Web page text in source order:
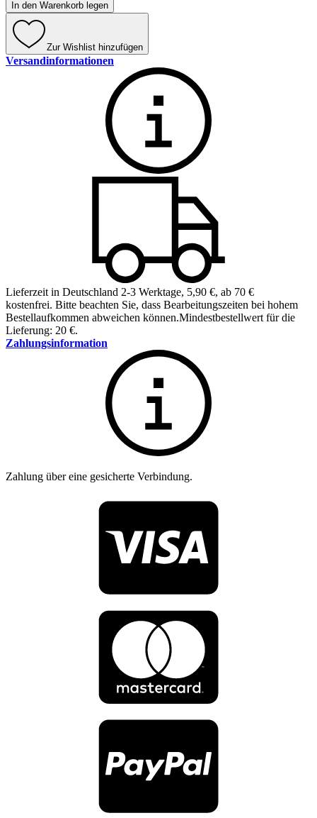
In den Warenkorb legen
Zur Wishlist hinzufügen
Versandinformationen
Lieferzeit in Deutschland 2-3 Werktage, 5,90 €, ab 70 €
kostenfrei. Bitte beachten Sie, dass Bearbeitungszeiten bei hohem
Bestellaufkommen abweichen können.Mindestbestellwert für die
Lieferung: 20 €.
Zahlungsinformation
Zahlung über eine gesicherte Verbindung.